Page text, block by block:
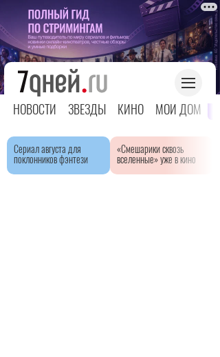
НОВОСТИ ЗВЕЗДЫ КИНО МОЙ ДОМ
Сериал августа для
поклонников фэнтези
«Смешарики сквозь
вселенные» уже в кино